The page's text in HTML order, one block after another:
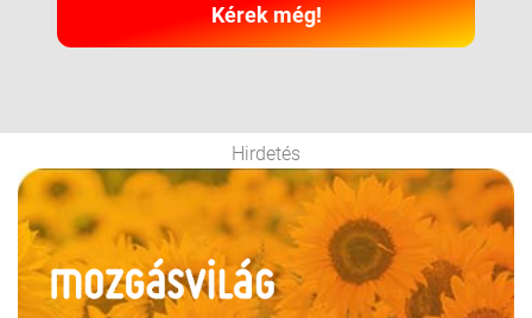
Kérek még!
Hirdetés